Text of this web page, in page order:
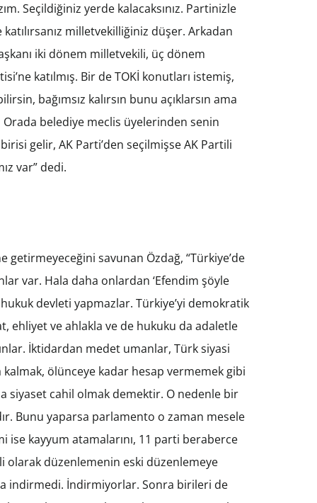
Seçildiğiniz yerde kalacaksınız. Partinizle
milletvekilliğiniz düşer. Arkadan
iki dönem milletvekili, üç dönem
katılmış. Bir de TOKİ konutları istemiş,
bağımsız kalırsın bunu açıklarsın ama
Orada belediye meclis üyelerinden senin
gelir, AK Parti’den seçilmişse AK Partili
var” dedi.
savunan Özdağ, “Türkiye’de
var. Hala daha onlardan ‘Efendim şöyle
devleti yapmazlar. Türkiye’yi demokratik
ehliyet ve ahlakla ve de hukuku da adaletle
İktidardan medet umanlar, Türk siyasi
ölünceye kadar hesap vermemek gibi
cahil olmak demektir. O nedenle bir
Bunu yaparsa parlamento o zaman mesele
kayyum atamalarını, 11 parti beraberce
olarak düzenlemenin eski düzenlemeye
indirmedi. İndirmiyorlar. Sonra birileri de